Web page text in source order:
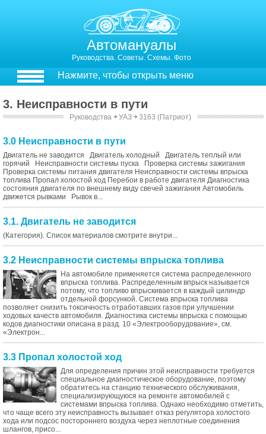
Автомануалы
Руководства. Советы. Схемы. Фото
Нажмите, чтобы открыть меню
3. Неисправности в пути
Руководства ￫ УАЗ ￫ 3163 (Патриот)
3.0 Неисправности в пути
Двигатель не заводится Двигатель холодный Двигатель теплый или
горячий Неисправности системы пуска Проверка системы зажигания
Проверка системы питания двигателя Неисправности системы впрыска
топлива Пропал холостой ход Перебои в работе двигателя Диагностика
состояния двигателя по внешнему виду свечей зажигания Автомобиль
движется рывками Рывок в...
3.1. Двигатель не заводится
(Категория). Список материалов смотрите внутри...
3.2 Неисправности системы впрыска топлива
На автомобиле применяется система распределенного
впрыска топлива. Распределенным впрыск называется
потому, что топливо впрыскивается в каждый цилиндр
отдельной форсункой. Система впрыска топлива
позволяет снизить токсичность отработавших газов при улучшении
ходовых качеств автомобиля. Диагностика системы впрыска с помощью
кодов диагностики описана в разд. 10 «Электрооборудование», см.
«Электрон...
3.3 Пропал холостой ход
Для определения причин этой неисправности требуется
специальное диагностическое оборудование, поэтому
обратитесь на станцию технического обслуживания,
специализирующуюся на ремонте автомобилей с
системами впрыска топлива. Однако необходимо отметить,
что чаще всего эту неисправность вызывает отказ регулятора холостого
хода или подсос постороннего воздуха через неплотные соединения
шлангов, присо...